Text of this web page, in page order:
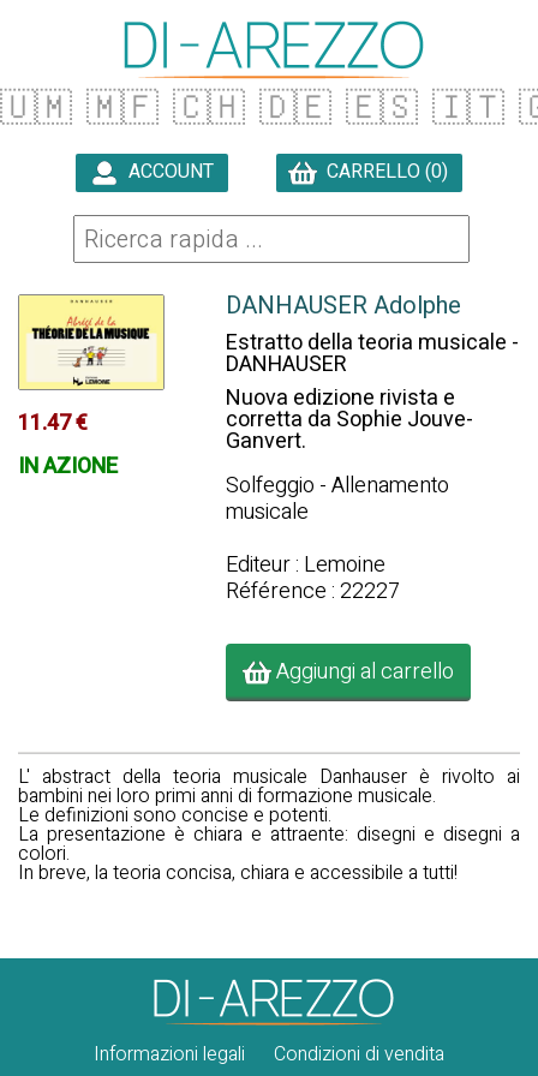
🇺🇲 🇲🇫 🇨🇭 🇩🇪 🇪🇸 🇮🇹
ACCOUNT CARRELLO (0)
11.47 €
IN AZIONE
DANHAUSER Adolphe
Estratto della teoria musicale -
DANHAUSER
Nuova edizione rivista e
corretta da Sophie Jouve-
Ganvert.
Solfeggio - Allenamento
musicale
Editeur : Lemoine
Référence : 22227
Aggiungi al carrello
L' abstract della teoria musicale Danhauser è rivolto ai
bambini nei loro primi anni di formazione musicale.
Le definizioni sono concise e potenti.
La presentazione è chiara e attraente: disegni e disegni a
colori.
In breve, la teoria concisa, chiara e accessibile a tutti!
Informazioni legali Condizioni di vendita